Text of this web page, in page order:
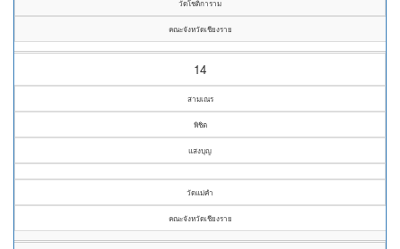
วัดโชติการาม
คณะจังหวัดเชียงราย
14
สามเณร
พิชิต
แสงบุญ
วัดแม่คำ
คณะจังหวัดเชียงราย